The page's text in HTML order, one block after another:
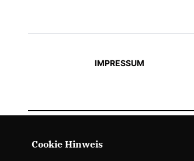
IMPRESSUM
Cookie Hinweis